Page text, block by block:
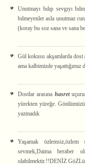
Unutmayı bılıp sevgıyı
bılmeyenler asla unutmaz
(koray bu soz sana ve sana
Gül kokusu akşamlarda dost
ama kalbimizde
Dostlar arasına hasret
yürekten yüreğe.
yazmadık
Yaşamak özlemsiz,özlem
sevmek,Daima beraber
olabilmektir.!!DENİZ